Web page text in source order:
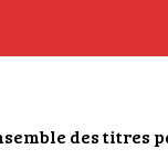
des titres